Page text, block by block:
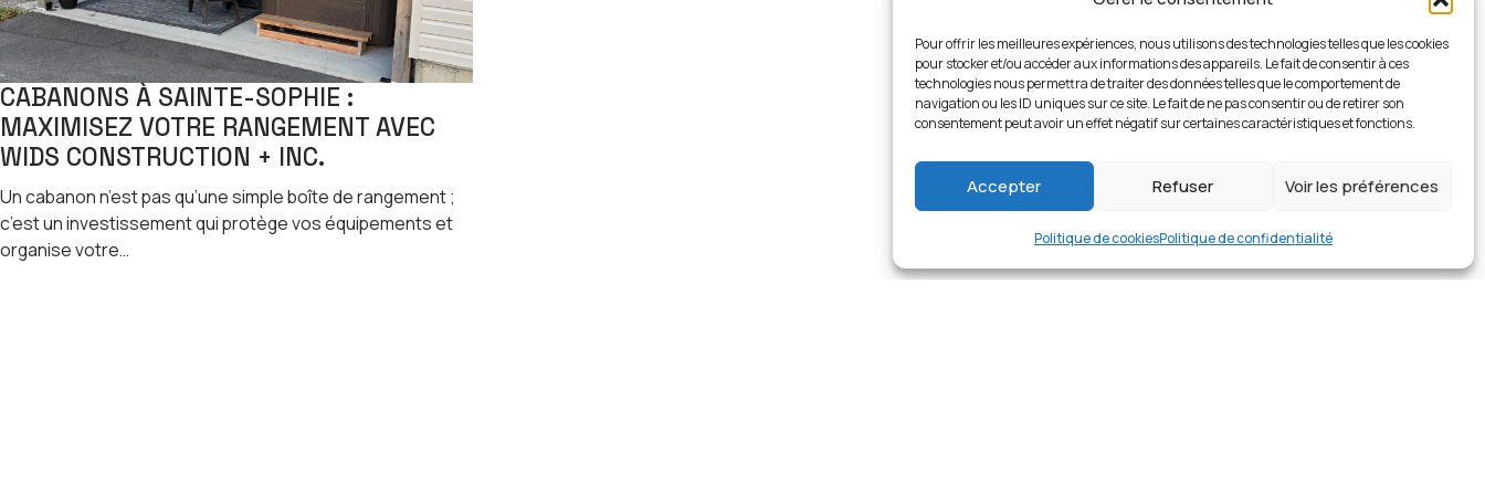
Pour offrir les meilleures expériences, nous utilisons des technologies telles que les cookies
pour stocker et/ou accéder aux informations des appareils. Le fait de consentir à ces
technologies nous permettra de traiter des données telles que le comportement de
navigation ou les ID uniques sur ce site. Le fait de ne pas consentir ou de retirer son
consentement peut avoir un effet négatif sur certaines caractéristiques et fonctions.
Accepter Refuser Voir les préférences
Politique de cookiesPolitique de confidentialité
CABANONS À SAINTE-SOPHIE :
MAXIMISEZ VOTRE RANGEMENT AVEC
WIDS CONSTRUCTION + INC.
Un cabanon n’est pas qu’une simple boîte de rangement ;
c’est un investissement qui protège vos équipements et
organise votre…